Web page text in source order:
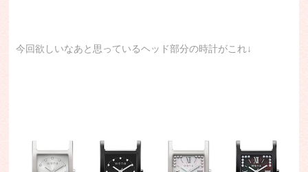
今回欲しいなあと思っているヘッド部分の時計がこれ↓